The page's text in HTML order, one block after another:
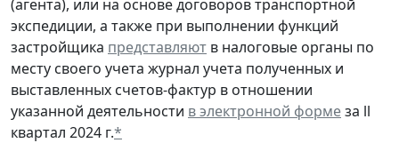
(агента), или на основе договоров транспортной
экспедиции, а также при выполнении функций
застройщика представляют в налоговые органы по
месту своего учета журнал учета полученных и
выставленных счетов-фактур в отношении
указанной деятельности в электронной формеза ll
квартал 2024 г.*